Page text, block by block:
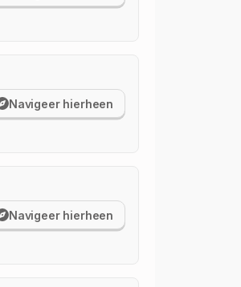
Navigeer hierheen
Navigeer hierheen